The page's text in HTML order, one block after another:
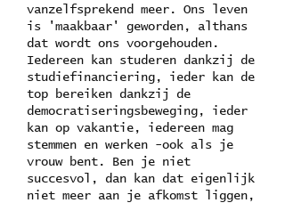
vanzelfsprekend meer. Ons leven
is 'maakbaar' geworden, althans
dat wordt ons voorgehouden.
Iedereen kan studeren dankzij de
studiefinanciering, ieder kan de
top bereiken dankzij de
democratiseringsbeweging, ieder
kan op vakantie, iedereen mag
stemmen en werken -ook als je
vrouw bent. Ben je niet
succesvol, dan kan dat eigenlijk
niet meer aan je afkomst liggen,